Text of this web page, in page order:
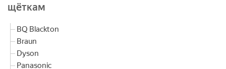
щёткам
BQ Blackton
Braun
Dyson
Panasonic